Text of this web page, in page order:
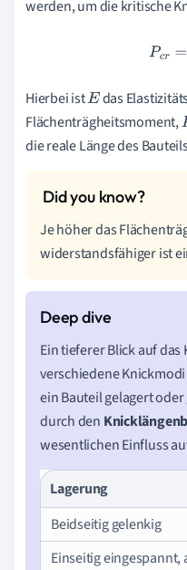
werden, um die kritische
P
=π
Hierbei istE das
Flächenträgheitsmoment,
die reale Länge des
Je höher das
widerstandsfähiger ist
Ein tieferer Blick auf das
verschiedene
ein Bauteil gelagert
durch den
wesentlichen Einfluss
Lagerung
Beidseitig gelenkig
Einseitig eingespannt,